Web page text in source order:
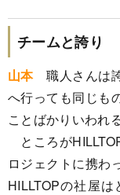
チームと誇り
山本職人さんは誇
へ行っても同じも
ことばかりいわれる
ところが
ロジェクトに携わ
HILLTOPの社屋